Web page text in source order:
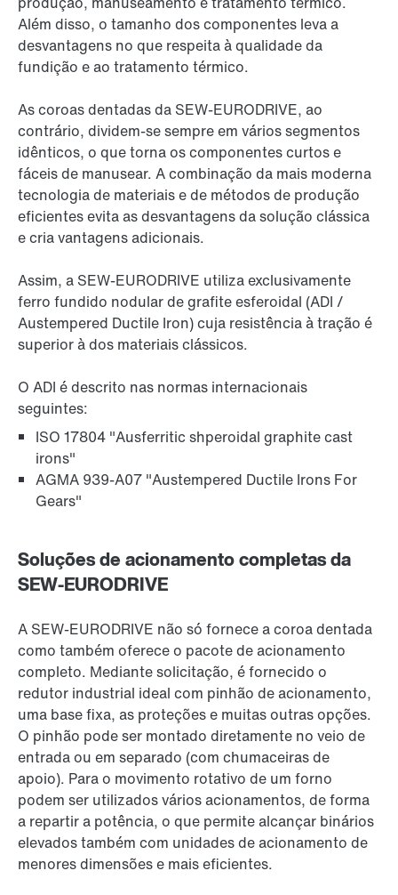
Além disso, o tamanho dos componentes leva a
desvantagens no que respeita à qualidade da
fundição e ao tratamento térmico.
As coroas dentadas da SEW-EURODRIVE, ao
contrário, dividem-se sempre em vários segmentos
idênticos, o que torna os componentes curtos e
fáceis de manusear. A combinação da mais moderna
tecnologia de materiais e de métodos de produção
eficientes evita as desvantagens da solução clássica
e cria vantagens adicionais.
Assim, a SEW-EURODRIVE utiliza exclusivamente
ferro fundido nodular de grafite esferoidal (ADI /
Austempered Ductile Iron) cuja resistência à tração é
superior à dos materiais clássicos.
O ADI é descrito nas normas internacionais
seguintes:
ISO 17804 "Ausferritic shperoidal graphite cast
irons"
AGMA 939-A07 "Austempered Ductile Irons For
Gears"
Soluções de acionamento completas da
SEW-EURODRIVE
A SEW-EURODRIVE não só fornece a coroa dentada
como também oferece o pacote de acionamento
completo. Mediante solicitação, é fornecido o
redutor industrial ideal com pinhão de acionamento,
uma base fixa, as proteções e muitas outras opções.
O pinhão pode ser montado diretamente no veio de
entrada ou em separado (com chumaceiras de
apoio). Para o movimento rotativo de um forno
podem ser utilizados vários acionamentos, de forma
a repartir a potência, o que permite alcançar binários
elevados também com unidades de acionamento de
menores dimensões e mais eficientes.